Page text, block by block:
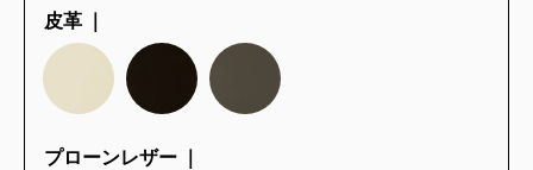
皮革 ｜
プローンレザー ｜